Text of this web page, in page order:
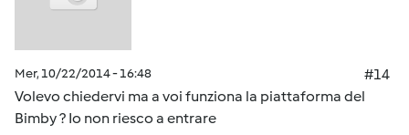
Mer, 10/22/2014 - 16:48
#14
Volevo chiedervi ma a voi funziona la piattaforma del
Bimby ? Io non riesco a entrare